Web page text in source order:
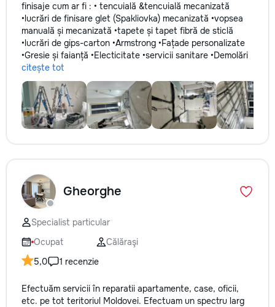
finisaje cum ar fi : • tencuială &tencuială mecanizată
•lucrări de finisare glet (Spakliovka) mecanizată •vopsea
manuală și mecanizată •tapete și tapet fibră de sticlă
•lucrări de gips-carton •Armstrong •Fațade personalizate
•Gresie și faianță •Electicitate •servicii sanitare •Demolări
citește tot
Gheorghe
Specialist particular
Ocupat
Călăraşi
5,0
1 recenzie
Efectuăm servicii în reparatii apartamente, case, oficii,
etc. pe tot teritoriul Moldovei. Efectuam un spectru larg